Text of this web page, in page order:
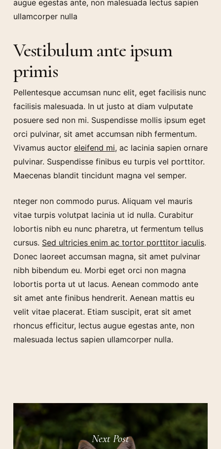
augue egestas ante, non malesuada lectus sapien
ullamcorper nulla
Vestibulum ante ipsum
primis
Pellentesque accumsan nunc elit, eget facilisis nunc
facilisis malesuada. In ut justo at diam vulputate
posuere sed non mi. Suspendisse mollis ipsum eget
orci pulvinar, sit amet accumsan nibh fermentum.
Vivamus auctor eleifend mi, ac lacinia sapien ornare
pulvinar. Suspendisse finibus eu turpis vel porttitor.
Maecenas blandit tincidunt magna vel semper.
nteger non commodo purus. Aliquam vel mauris
vitae turpis volutpat lacinia ut id nulla. Curabitur
lobortis nibh eu nunc pharetra, ut fermentum tellus
cursus. Sed ultricies enim ac tortor porttitor iaculis.
Donec laoreet accumsan magna, sit amet pulvinar
nibh bibendum eu. Morbi eget orci non magna
lobortis porta ut ut lacus. Aenean commodo ante
sit amet ante finibus hendrerit. Aenean mattis eu
velit vitae placerat. Etiam suscipit, erat sit amet
rhoncus efficitur, lectus augue egestas ante, non
malesuada lectus sapien ullamcorper nulla.
Next Post